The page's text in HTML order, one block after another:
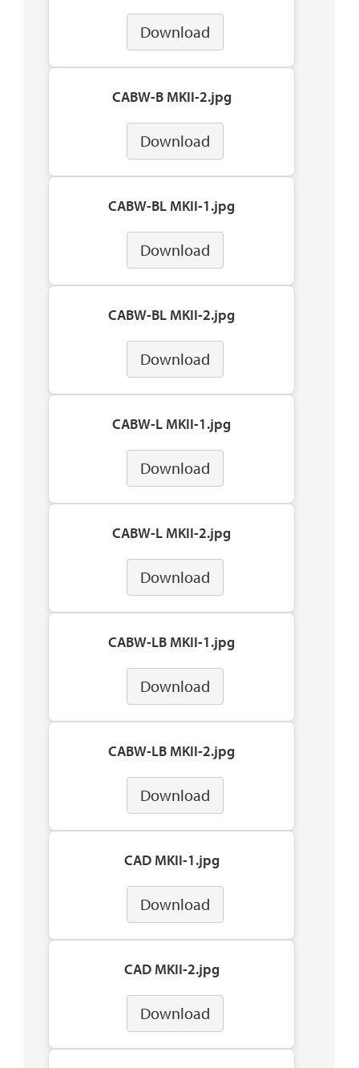
Download
CABW-B MKII-2.jpg
Download
CABW-BL MKII-1.jpg
Download
CABW-BL MKII-2.jpg
Download
CABW-L MKII-1.jpg
Download
CABW-L MKII-2.jpg
Download
CABW-LB MKII-1.jpg
Download
CABW-LB MKII-2.jpg
Download
CAD MKII-1.jpg
Download
CAD MKII-2.jpg
Download